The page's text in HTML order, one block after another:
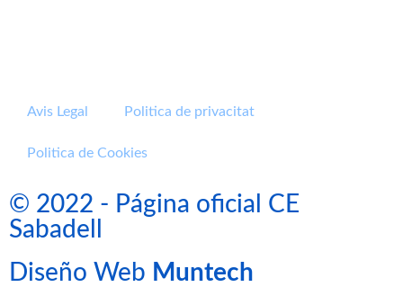
Avis Legal Politica de privacitat
Politica de Cookies
© 2022 - Página oficial CE
Sabadell
Diseño Web Muntech